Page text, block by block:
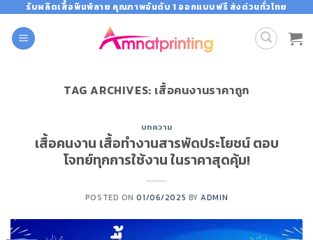
content
รับผลิตเสื้อพิมพ์ลาย คุณภาพอันดับ 1 ออกแบบฟรี ส่งด่วนทั่วไทย
TAG ARCHIVES: เสื้อคนงานราคาถูก
บทความ
เสื้อคนงาน เสื้อทำงานสารพัดประโยชน์ ตอบ
โจทย์ทุกการใช้งาน ในราคาสุดคุ้ม!
POSTED ON01/06/2025 BYADMIN